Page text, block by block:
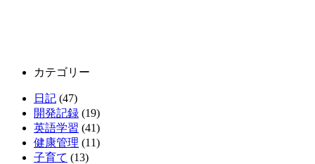
カテゴリー
日記 (47)
開発記録 (19)
英語学習 (41)
健康管理 (11)
子育て (13)